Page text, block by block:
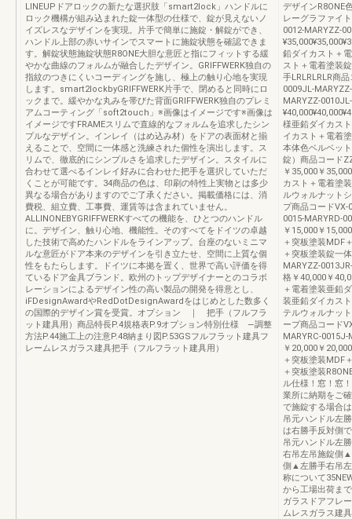
LINEUPドアロックの新たな選択肢「smart2lock」ハンドルに
ロック機構が組み込まれた錠一体型の仕様で、錠が見えないノ
イズレスなデザインを実現。片手で簡単に施錠・解錠ができ、
ハンドル上部の赤いサインでスマートに施錠状態を確認できま
す。解錠状態施錠状態R8ONE大胆な意匠と指にフィットする緩
やかな曲線のフォルムが融合したデザイン。GRIFFWERK独自の
指紋のつきにくいコーディングを施し、極上の触り心地を実現
します。smart2lockbyGRIFFWERK片手で、閉めると同時にロ
ックまで。緩やかな丸みを帯びた背面GRIFFWERK独自のプレミ
アムコーティング「soft2touch」※画像はイメージです※画像は
イメージですFRAMEスリムで直線的なフォルムを追求したシン
プルなデザイン。インレイ（はめ込み材）をドアの表面材と揃
えることで、空間に一体感と洗練された個性を演出します。ス
リムで、徹底的にシンプルさを追求したデザイン。スタイルに
合わせて選べるインレイ好みに合わせた把手を選択していただ
くことが可能です。34商品の色は、印刷の特性上実物とは多少
異なる場合がありますのでご了承ください。掲載価格には、消
費税、組立費、工事費、運賃等は含まれていません。
ALLINONEBYGRIFFWERKすべての機能を、ひとつのハンドル
に。デザイン、触り心地、機能性。そのすべてをドイツの卓越
した技術で高めたハンドルをラインアップ。台座のないミニマ
ルな意匠がドア本来のデザインを引き立たせ、空間に上質な個
性をもたらします。ドイツに本拠を置く、世界で高い評価を得
ているドア金具ブランド。欧州のトップデザイナーとのコラボ
レーションによるデザイン性の高い製品の開発を得意とし、
iFDesignAwardやRedDotDesignAwardをはじめとした数多く
の国際的デザイン賞を受賞。オプション ｜ 把手（フルフラ
ット建具用）商品特長P.4規格表P.9オプション特別仕様 —調整
方法P.44施工上の注意P.48納まり図P.53GSフルフラット建具フ
レームレスガラス建具把手（フルフラット建具用）
デザインR8ONE
レーグラファイ
0012-MARYZZ-
鉛ダイカスト＋
スト＋電着塗装
手LRLRLRLR商
0009JL-
MARYZZ-
様亜鉛ダイカス
イカスト＋電着
本体色ベルベッ
錠）商品コード
￥35,000￥
カスト＋電着塗
ルウォルナット
プ商品コードVX-
0015-MARYRD-
￥15,000￥
＋突板塗装MDF
＋突板塗装錠一
MARYZZ-
格￥40,000￥
＋電着塗装亜鉛
装亜鉛ダイカス
テルウォルナッ
ープ商品コード
MARYRC-0015J-
￥20,000￥
＋突板塗装MDF
＋突板塗装
ル仕様！窓！窓
業所に納期をご
で施錠する場合
吊元ハンドル左
は右勝手反対側
吊元ハンドル左
右吊左吊施錠側
側▲左勝手右吊
称について
から工場出荷ま
ガラスドアフレ
ムレスガラス建具